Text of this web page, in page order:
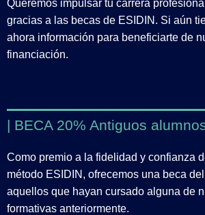
Queremos impulsar tu carrera
gracias a las becas de ESIDIN. Si aún
ahora información para beneficiarte de
financiación.
| BECA 20% Antiguos
Como premio a la fidelidad y confianza
método ESIDIN, ofrecemos una beca
aquellos que hayan cursado alguna de
formativas anteriormente.